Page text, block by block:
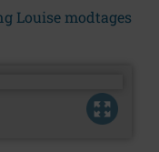
Louise modtages